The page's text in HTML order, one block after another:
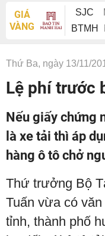
GIÁ
VÀNG
SJC
BTMH
Thứ Ba, ngày 13/11/
Lệ phí trước
Nếu giấy chứng
là xe tải thì áp
hàng ô tô chở
Thứ trưởng Bộ
Tuấn vừa có
tỉnh, thành phố